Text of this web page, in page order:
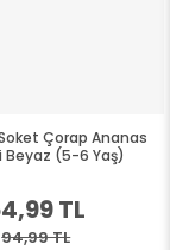
Çorap Ananas
Beyaz (5-6 Yaş)
TL
94,99 TL